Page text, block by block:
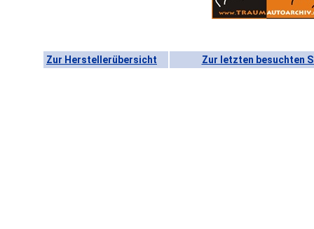
Zur Herstellerübersicht Zur letzten besuchten